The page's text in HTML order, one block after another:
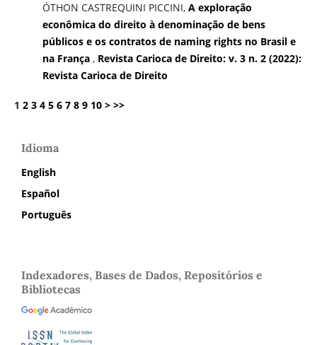
ÓTHON CASTREQUINI PICCINI, A exploração
econômica do direito à denominação de bens
públicos e os contratos de naming rights no Brasil e
na França , Revista Carioca de Direito: v. 3 n. 2 (2022):
Revista Carioca de Direito
1 2 3 4 5 6 7 8 9 10 > >>
Idioma
English
Español
Português
Indexadores, Bases de Dados, Repositórios e
Bibliotecas